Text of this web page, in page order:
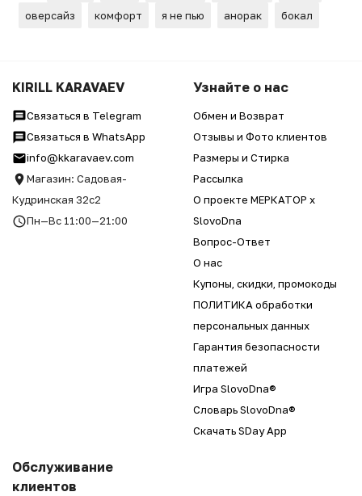
оверсайз
комфорт я не пью анорак бокал
KIRILL KARAVAEV
Связаться в Telegram
Связаться в WhatsApp
info@kkaravaev.com
Магазин: Садовая-
Кудринская 32с2
Пн—Вс 11:00—21:00
Узнайте о нас
Обмен и Возврат
Отзывы и Фото клиентов
Размеры и Стирка
Рассылка
О проекте МЕРКАТОР x
SlovoDna
Вопрос-Ответ
О нас
Купоны, скидки, промокоды
ПОЛИТИКА обработки
персональных данных
Гарантия безопасности
платежей
Игра SlovoDna®
Словарь SlovoDna®
Скачать SDay App
Обслуживание
клиентов